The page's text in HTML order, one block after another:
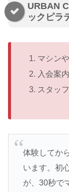
URBAN
ックピラ
マシン
入会案
スタッ
体験してか
います。初
が、30秒で